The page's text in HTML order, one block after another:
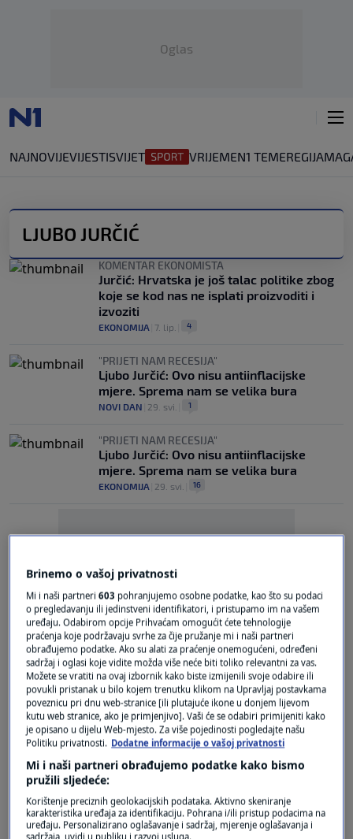
Oglas
NAJNOVIJEVIJESTISVIJET VRIJEMEN1 TEMEREGIJA
LJUBO JURČIĆ
KOMENTAR EKONOMISTA
Jurčić: Hrvatska je još talac politike zbog
koje se kod nas ne isplati proizvoditi i
izvoziti
EKONOMIJA 7. lip. 4
"PRIJETI NAM RECESIJA"
Ljubo Jurčić: Ovo nisu antiinflacijske
mjere. Sprema nam se velika bura
NOVI DAN 29. svi. 1
"PRIJETI NAM RECESIJA"
Ljubo Jurčić: Ovo nisu antiinflacijske
mjere. Sprema nam se velika bura
EKONOMIJA 29. svi. 16
Oglas
ANTIINFLACIJSKE MJERE
Hrvatska u raljama inflacije. Ekonomist:
"Naša Vlada uvijek pokušava kontrolirati i
nametati rješenja za sve"
VIJESTI
EKONOMSKI STRUČNJAK
Ljubo Jurčić: Naš smještaj ne odgovara
Brinemo o vašoj privatnosti
Mi i naši partneri603 pohranjujemo osobne podatke, kao što su podaci
o pregledavanju ili jedinstveni identifikatori, i pristupamo im na vašem
uređaju. Odabirom opcije Prihvaćam omogućit ćete tehnologije
praćenja koje podržavaju svrhe za čije pružanje mi i naši partneri
obrađujemo podatke. Ako su alati za praćenje onemogućeni, određeni
sadržaj i oglasi koje vidite možda više neće biti toliko relevantni za vas.
Možete se vratiti na ovaj izbornik kako biste izmijenili svoje odabire ili
povukli pristanak u bilo kojem trenutku klikom na Upravljaj postavkama
poveznicu pri dnu web-stranice [ili plutajuće ikone u donjem lijevom
kutu web stranice, ako je primjenjivo]. Vaši će se odabiri primijeniti kako
je opisano u dijelu Web-mjesto. Za više pojedinosti pogledajte našu
Politiku privatnosti. Dodatne informacije o vašoj privatnosti
Mi i naši partneri obrađujemo podatke kako bismo
pružili sljedeće:
Korištenje preciznih geolokacijskih podataka. Aktivno skeniranje
karakteristika uređaja za identifikaciju. Pohrana i/ili pristup podacima na
uređaju. Personalizirano oglašavanje i sadržaj, mjerenje oglašavanja i
sadržaja, uvidi u publiku i razvoj usluga.